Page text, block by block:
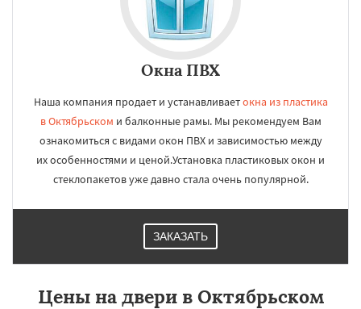
Окна ПВХ
Наша компания продает и устанавливаетокна из пластика
в Октябрьском и балконные рамы. Мы рекомендуем Вам
ознакомиться с видами окон ПВХ и зависимостью между
их особенностями и ценой.Установка пластиковых окон и
стеклопакетов уже давно стала очень популярной.
ЗАКАЗАТЬ
Цены на двери в Октябрьском